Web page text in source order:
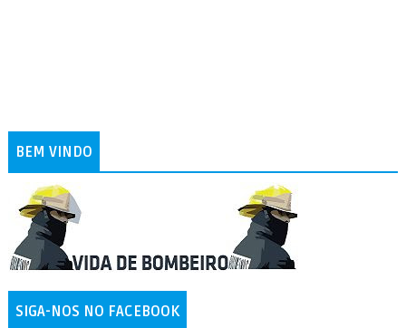
BEM VINDO
SIGA-NOS NO FACEBOOK